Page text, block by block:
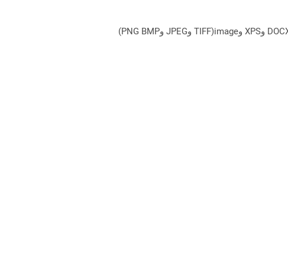
يمكن لـ Aspose.Total Cloud تحويل تنسيقات الملفات من أي مجموعة منتجات إلى أي عائلة منتجات أخرى إلى PDF وDOCX وXPS وimage(TIFF وJPEG وPNG BMP)